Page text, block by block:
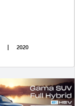
2020